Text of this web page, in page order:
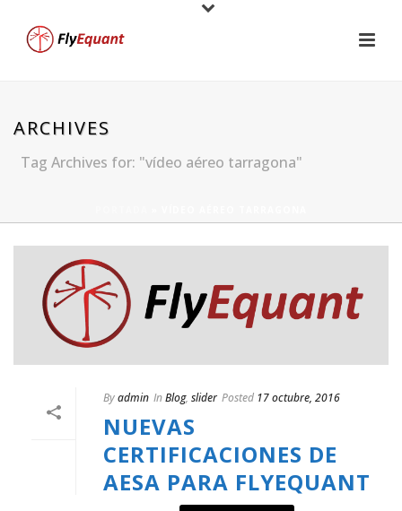
ARCHIVES
Tag Archives for: "vídeo aéreo tarragona"
Byadmin InBlog, slider Posted 17 octubre, 2016
NUEVAS
CERTIFICACIONES DE
AESA PARA FLYEQUANT